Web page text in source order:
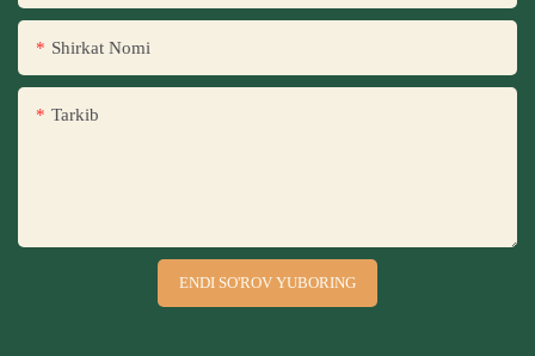
Shirkat Nomi
Tarkib
ENDI SO'ROV YUBORING